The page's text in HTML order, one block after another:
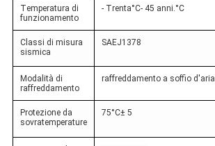
Temperatura di
funzionamento
- Trenta°C- 45 anni.°C
Classi di misura
sismica
SAEJ1378
Modalità di
raffreddamento
raffreddamento a soffio d'aria
Protezione da
sovratemperature
75°C± 5